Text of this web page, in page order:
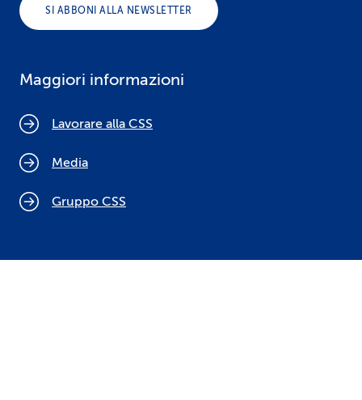
SI ABBONI ALLA NEWSLETTER
Maggiori informazioni
Lavorare alla CSS
Media
Gruppo CSS